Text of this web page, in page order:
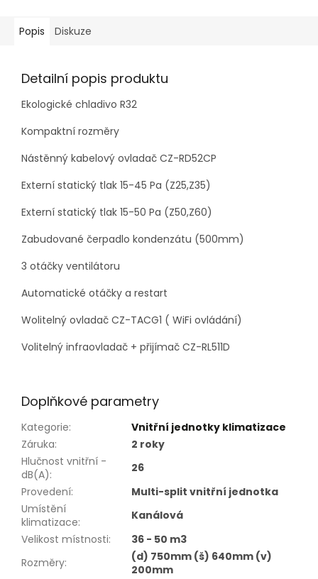
Popis Diskuze
Detailní popis produktu
Ekologické chladivo R32
Kompaktní rozměry
Nástěnný kabelový ovladač CZ-RD52CP
Externí statický tlak 15-45 Pa (Z25,Z35)
Externí statický tlak 15-50 Pa (Z50,Z60)
Zabudované čerpadlo kondenzátu (500mm)
3 otáčky ventilátoru
Automatické otáčky a restart
Wolitelný ovladač CZ-TACG1 ( WiFi ovládání)
Volitelný infraovladač + přijímač CZ-RL511D
Doplňkové parametry
Kategorie:
Vnitřní jednotky klimatizace
Záruka:
2 roky
Hlučnost vnitřní -
dB(A):
26
Provedení:
Multi-split vnitřní jednotka
Umístění
klimatizace:
Kanálová
Velikost místnosti:
36 - 50 m3
Rozměry:
(d) 750mm (š) 640mm (v)
200mm